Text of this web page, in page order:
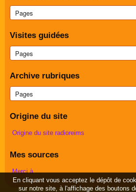
Visites guidées
Archive rubriques
Origine du site
Origine du site radioreims
Mes sources
Merci à ...
En cliquant vous acceptez le dépôt de
sur notre site, à l'affichage des boutons